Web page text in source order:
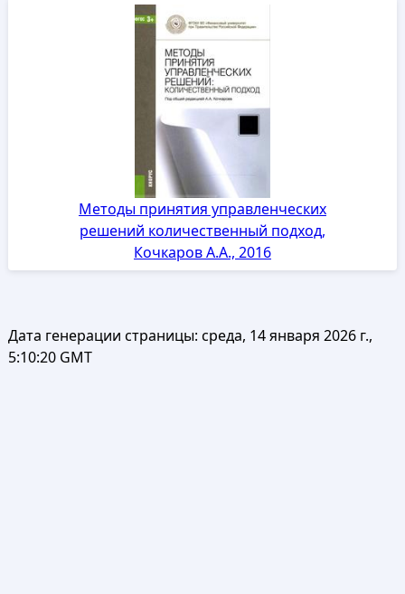
Методы принятия управленческих
решений количественный подход,
Кочкаров А.А., 2016
Дата генерации страницы: среда, 14 января 2026 г.,
5:10:20 GMT